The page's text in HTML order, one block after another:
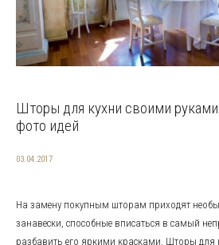
Шторы для кухни своими
фото идей
03.04.2017
На замену покупным шторам приходят
занавески, способные вписаться в самый
разбавить его яркими красками. Шторы для